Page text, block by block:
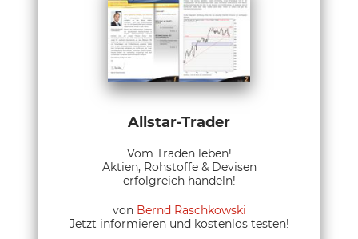
Allstar-Trader
Vom Traden leben!
Aktien, Rohstoffe & Devisen
erfolgreich handeln!
von Bernd Raschkowski
Jetzt informieren und kostenlos testen!